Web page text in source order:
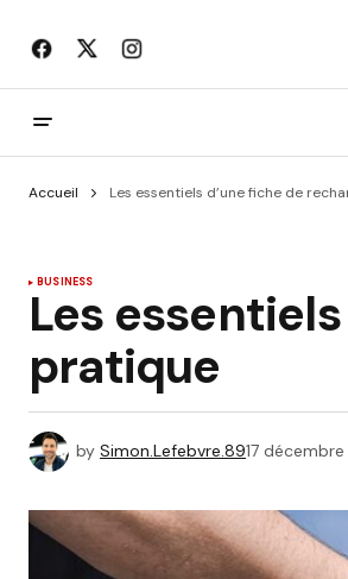
Accueil Les essentiels d’une fiche de
BUSINESS
Les
pratique
by Simon.Lefebvre.8917